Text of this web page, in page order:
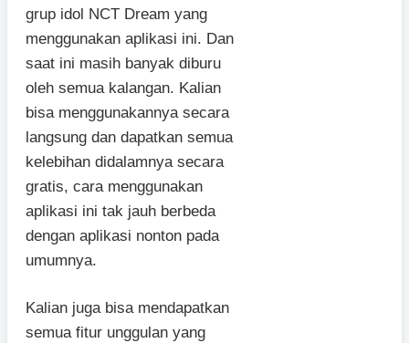
grup idol NCT Dream yang
menggunakan aplikasi ini. Dan
saat ini masih banyak diburu
oleh semua kalangan. Kalian
bisa menggunakannya secara
langsung dan dapatkan semua
kelebihan didalamnya secara
gratis, cara menggunakan
aplikasi ini tak jauh berbeda
dengan aplikasi nonton pada
umumnya.
Kalian juga bisa mendapatkan
semua fitur unggulan yang